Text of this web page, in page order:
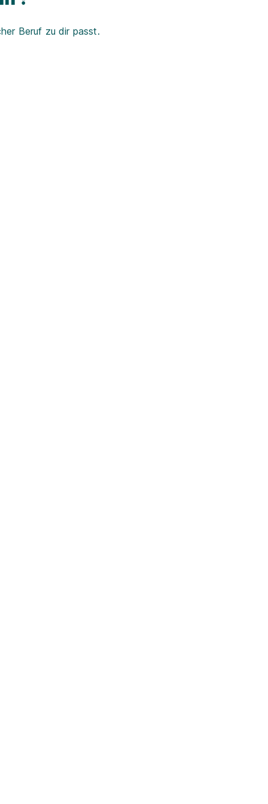
Beruf zu dir passt.